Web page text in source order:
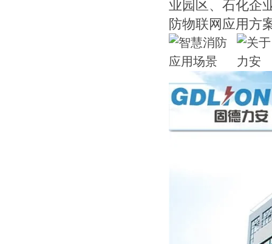
业园区、石化企
防物联网应用方